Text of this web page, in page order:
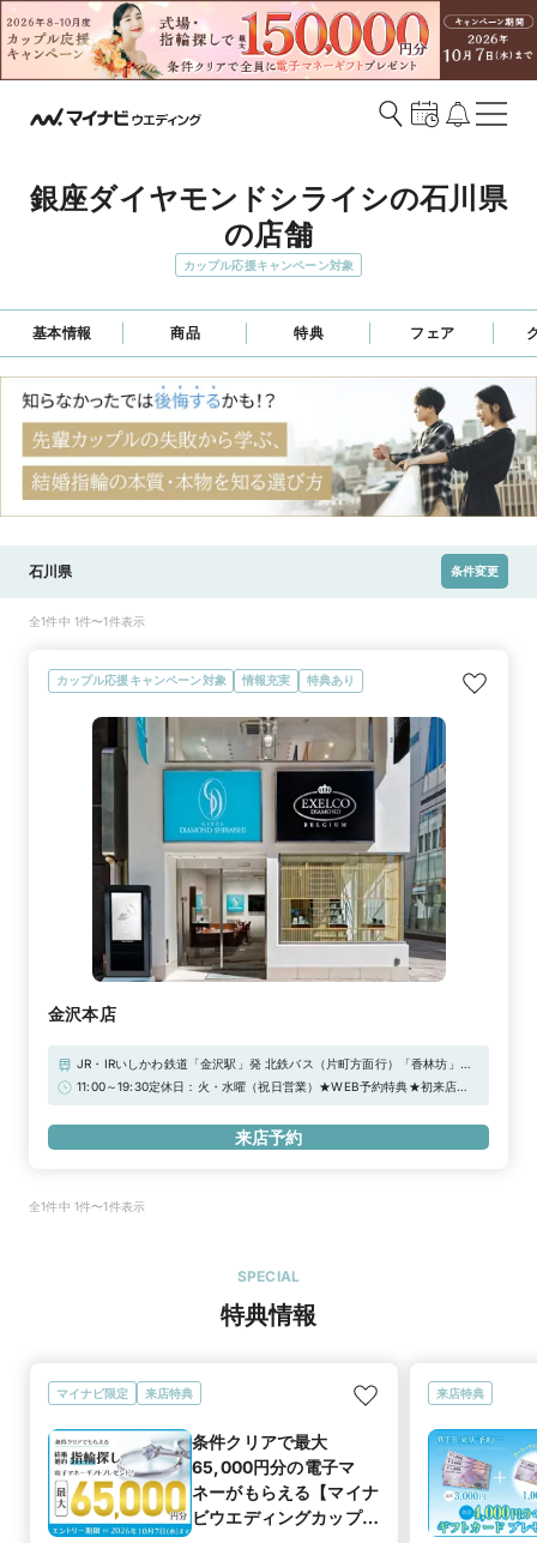
銀座ダイヤモンドシライシの石川県
の店舗
カップル応援キャンペーン対象
基本情報 商品 特典 フェア
石川県 条件変更
全1件中 1件〜1件表示
カップル応援キャンペーン対象 情報充実 特典あり
金沢本店
JR・IRいしかわ鉄道「金沢駅」発 北鉄バス（片町方面行）「香林坊」バ
ス停より徒歩5分「片町」バス停より徒歩3分■駐車場：タテマチパーキン
11:00～19:30定休日：火・水曜（祝日営業）★WEB予約特典★初来店で
ペーン実施中／“土日祝日 12時まで”のご来店で1,000円分UPの「ギフト
カード4,000円分」！詳しくは特典一覧をチェック！！
来店予約
全1件中 1件〜1件表示
SPECIAL
特典情報
マイナビ限定 来店特典
条件クリアで最大
65,000円分の電子マ
ネーがもらえる【マイナ
ビウエディングカップル
来店特典